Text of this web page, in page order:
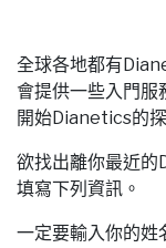
全球各地都有
會提供一些入門服
開始Dianetics的探
欲找出離你最近
填寫下列資訊。
一定要輸入你的姓